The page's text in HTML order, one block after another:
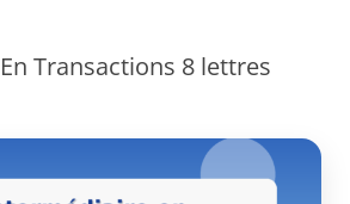
Transactions 8 lettres